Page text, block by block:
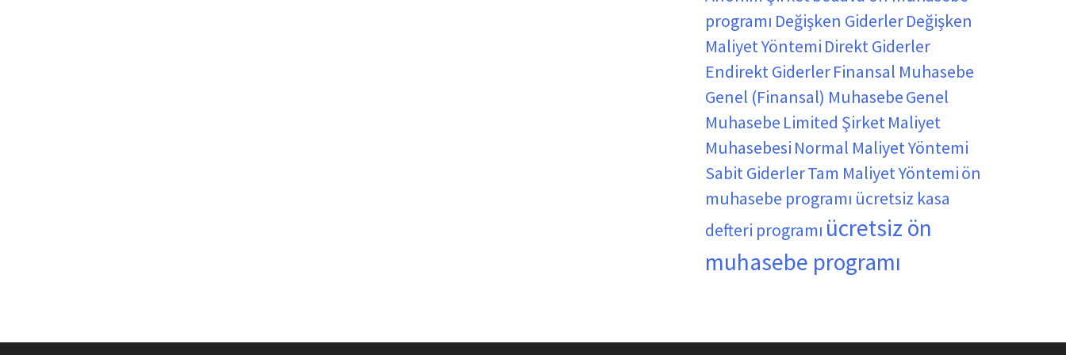
programı Değişken GiderlerDeğişken
Maliyet Yöntemi Direkt Giderler
Endirekt GiderlerFinansal Muhasebe
Genel (Finansal) MuhasebeGenel
Muhasebe Limited ŞirketMaliyet
Muhasebesi Normal Maliyet Yöntemi
Sabit GiderlerTam Maliyet Yöntemiön
muhasebe programı ücretsiz kasa
defteri programı ücretsiz ön
muhasebe programı